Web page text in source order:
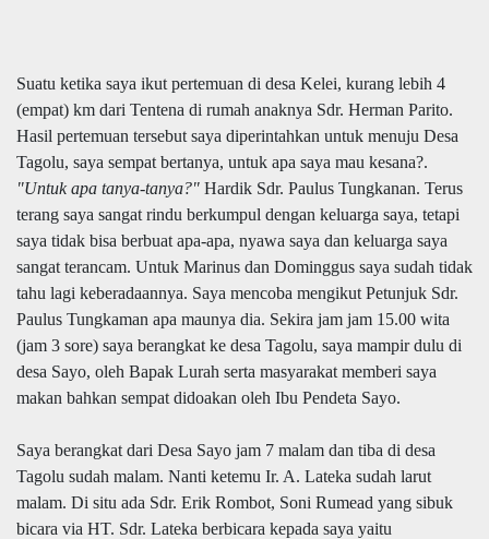
Suatu ketika saya ikut pertemuan di desa Kelei, kurang lebih 4
(empat) km dari Tentena di rumah anaknya Sdr. Herman Parito.
Hasil pertemuan tersebut saya diperintahkan untuk menuju Desa
Tagolu, saya sempat bertanya, untuk apa saya mau kesana?.
"Untuk apa tanya-tanya?" Hardik Sdr. Paulus Tungkanan. Terus
terang saya sangat rindu berkumpul dengan keluarga saya, tetapi
saya tidak bisa berbuat apa-apa, nyawa saya dan keluarga saya
sangat terancam. Untuk Marinus dan Dominggus saya sudah tidak
tahu lagi keberadaannya. Saya mencoba mengikut Petunjuk Sdr.
Paulus Tungkaman apa maunya dia. Sekira jam jam 15.00 wita
(jam 3 sore) saya berangkat ke desa Tagolu, saya mampir dulu di
desa Sayo, oleh Bapak Lurah serta masyarakat memberi saya
makan bahkan sempat didoakan oleh Ibu Pendeta Sayo.
Saya berangkat dari Desa Sayo jam 7 malam dan tiba di desa
Tagolu sudah malam. Nanti ketemu Ir. A. Lateka sudah larut
malam. Di situ ada Sdr. Erik Rombot, Soni Rumead yang sibuk
bicara via HT. Sdr. Lateka berbicara kepada saya yaitu